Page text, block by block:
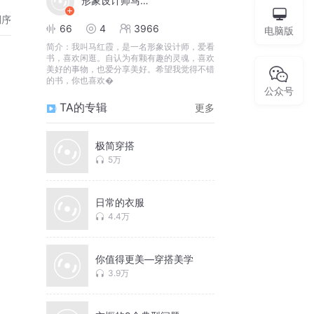
66 4 3966
简介： 我叫马红霞，是一名形象设计师，爱看
书，喜欢闲逛。自认为有颗有趣的灵魂，喜欢
美好的事物，也爱分享美好。希望我觉得不错
的书，你也喜欢�
TA的专辑 更多
极简穿搭
5万
日常的衣服
4.4万
你值得更美—穿搭美学
3.9万
电脑版
公众号